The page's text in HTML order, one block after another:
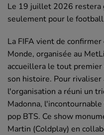
Le 19 juillet 2026 restera
seulement pour le
La FIFA vient de
Monde, organisée au
accueillera le tout
son histoire. Pour
l'organisation a réuni un
Madonna,
pop BTS. Ce show
Martin (Coldplay) en